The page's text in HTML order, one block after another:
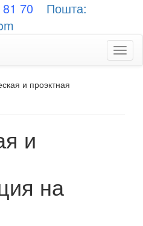
81 70
Пошта:
и проэктная
и
на